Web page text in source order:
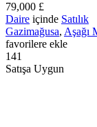
79,000 £
Daire içinde Satılık
Gazimağusa, Aşağı
favorilere ekle
141
Satışa Uygun